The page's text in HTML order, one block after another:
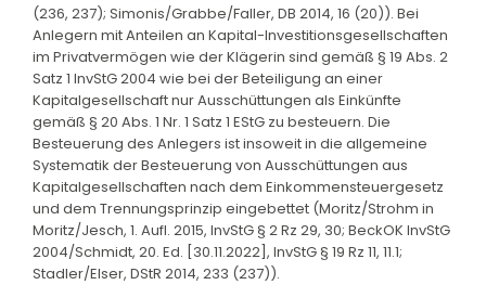
(236, 237); Simonis/Grabbe/Faller, DB 2014, 16 (20)). Bei
Anlegern mit Anteilen an Kapital-Investitionsgesellschaften
im Privatvermögen wie der Klägerin sind gemäß § 19 Abs. 2
Satz 1 InvStG 2004 wie bei der Beteiligung an einer
Kapitalgesellschaft nur Ausschüttungen als Einkünfte
gemäß § 20 Abs. 1 Nr. 1 Satz 1 EStG zu besteuern. Die
Besteuerung des Anlegers ist insoweit in die allgemeine
Systematik der Besteuerung von Ausschüttungen aus
Kapitalgesellschaften nach dem Einkommensteuergesetz
und dem Trennungsprinzip eingebettet (Moritz/Strohm in
Moritz/Jesch, 1. Aufl. 2015, InvStG § 2 Rz 29, 30; BeckOK InvStG
2004/Schmidt, 20. Ed. [30.11.2022], InvStG § 19 Rz 11, 11.1;
Stadler/Elser, DStR 2014, 233 (237)).